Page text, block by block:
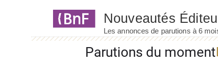
Parutions du moment